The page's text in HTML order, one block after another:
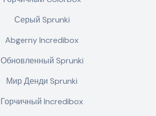
Серый Sprunki
Abgerny Incredibox
Обновленный Sprunki
Мир Денди Sprunki
Горчичный Incredibox